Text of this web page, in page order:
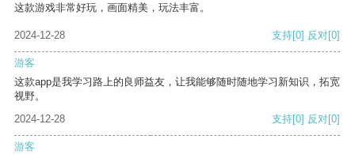
这款游戏非常好玩，画面精美，玩法丰富。
2024-12-28 支持[0] 反对[0]
游客
这款app是我学习路上的良师益友，让我能够随时随地学习新知识，拓宽
视野。
2024-12-28
支持[0] 反对[0]
游客